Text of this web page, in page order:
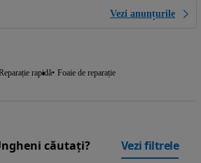
Vezi anunțurile
rapidă Foaie de reparație
căutați? Vezi filtrele